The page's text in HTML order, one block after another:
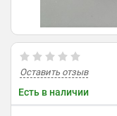
Оставить отзыв
Есть в наличии